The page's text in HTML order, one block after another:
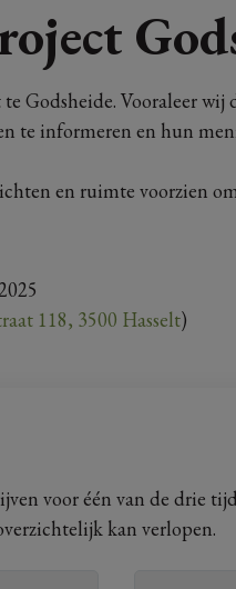
Godsheide. Vooraleer wij
te informeren en hun
en ruimte voorzien
118, 3500 Hasselt)
voor één van de drie
kan verlopen.